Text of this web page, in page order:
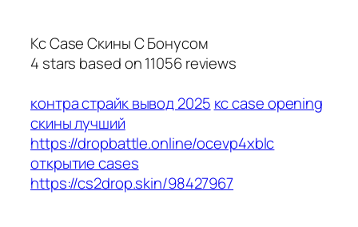
Кс Case Скины С Бонусом
4 stars based on11056reviews
контра страйк вывод 2025 кс case opening
скины лучший
https://dropbattle.online/ocevp4xblc
открытие cases
https://cs2drop.skin/98427967